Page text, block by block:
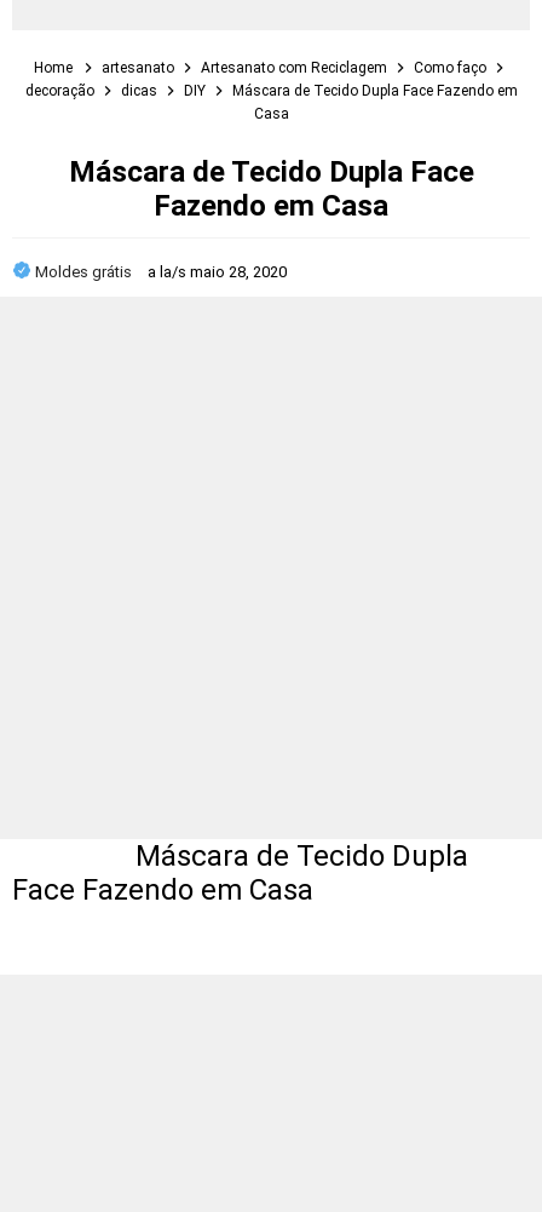
Home artesanato Artesanato com Reciclagem
Como faço
decoração
dicas DIY
Máscara de Tecido Dupla Face Fazendo em
Casa
Máscara de Tecido Dupla Face
Fazendo em Casa
Moldes grátis a la/s maio 28, 2020
Máscara de Tecido Dupla
Face Fazendo em Casa